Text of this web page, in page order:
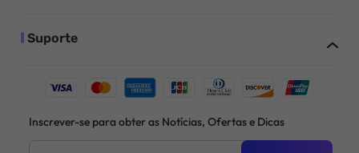
Suporte
Inscrever-se para obter as Notícias, Ofertas e Dicas